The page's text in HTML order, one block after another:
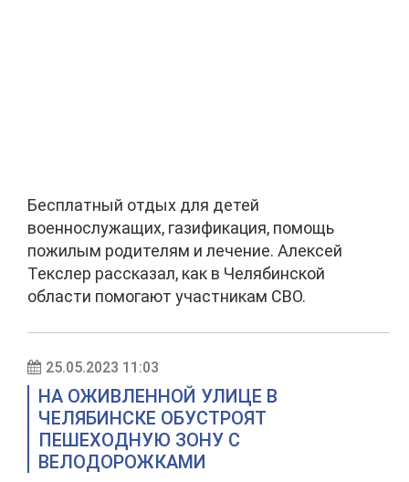
Бесплатный отдых для детей
военнослужащих, газификация, помощь
пожилым родителям и лечение. Алексей
Текслер рассказал, как в Челябинской
области помогают участникам СВО.
25.05.2023 11:03
НА ОЖИВЛЕННОЙ УЛИЦЕ В
ЧЕЛЯБИНСКЕ ОБУСТРОЯТ
ПЕШЕХОДНУЮ ЗОНУ С
ВЕЛОДОРОЖКАМИ